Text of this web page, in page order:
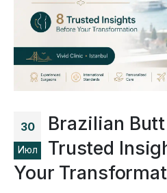
30
Июл
Brazilian
Trusted
Your